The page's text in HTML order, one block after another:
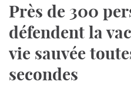
Près de 300
défendent la
vie sauvée
secondes